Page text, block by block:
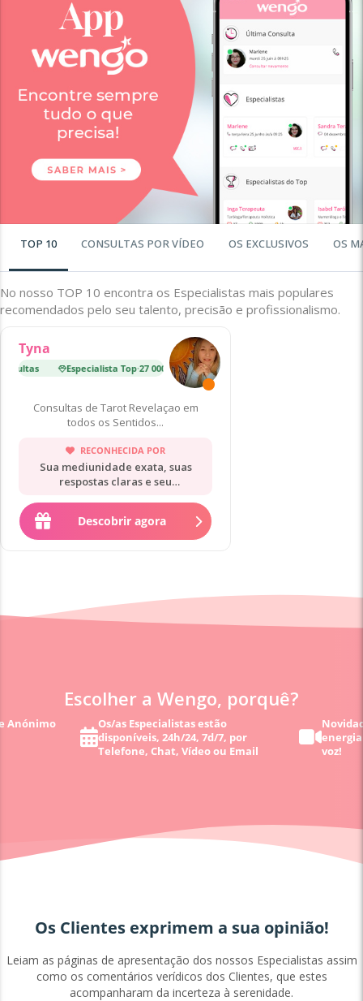
TOP 10 CONSULTAS POR VÍDEO OS EXCLUSIVOS OS
No nosso TOP 10 encontra os Especialistas mais populares
recomendados pelo seu talento, precisão e profissionalismo.
Tyna
Especialista Top·27 000 Consultas
Consultas de Tarot Revelaçao em
todos os Sentidos...
RECONHECIDA POR
Sua mediunidade exata, suas
respostas claras e seu
Descobrir agora
Escolher a Wengo, porquê?
Anónimo
Os/as Especialistas estão
disponíveis, 24h/24, 7d/7, por
Telefone, Chat, Vídeo ou Email
voz!
Os Clientes exprimem a sua opinião!
Leiam as páginas de apresentação dos nossos Especialistas assim
como os comentários verídicos dos Clientes, que estes
acompanharam da incerteza à serenidade.